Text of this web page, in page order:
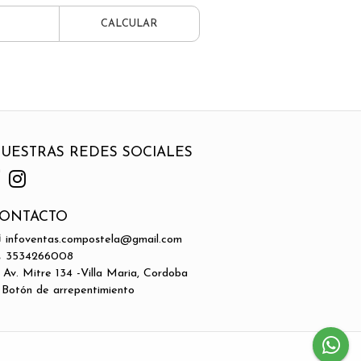
CALCULAR
REDES SOCIALES
infoventas.compostela@gmail.com
3534266008
Av. Mitre 134 -Villa Maria, Cordoba
de arrepentimiento